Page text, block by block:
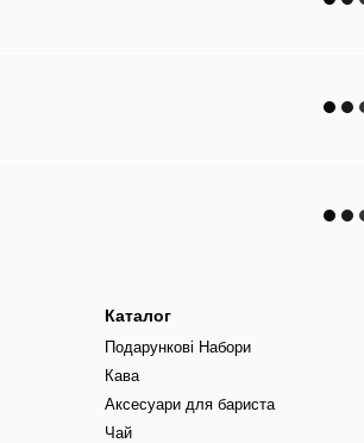
Каталог
Подарункові Набори
Кава
Аксесуари для бариста
Чай